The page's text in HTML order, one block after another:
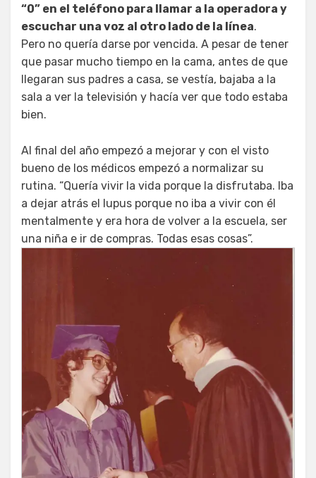
“0” en el teléfono para llamar a la operadora y
escuchar una voz al otro lado de la línea.
Pero no quería darse por vencida. A pesar de tener
que pasar mucho tiempo en la cama, antes de que
llegaran sus padres a casa, se vestía, bajaba a la
sala a ver la televisión y hacía ver que todo estaba
bien.
Al final del año empezó a mejorar y con el visto
bueno de los médicos empezó a normalizar su
rutina. “Quería vivir la vida porque la disfrutaba. Iba
a dejar atrás el lupus porque no iba a vivir con él
mentalmente y era hora de volver a la escuela, ser
una niña e ir de compras. Todas esas cosas”.